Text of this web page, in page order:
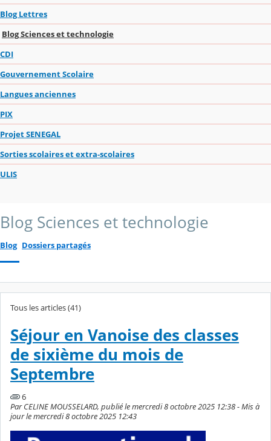
Blog Lettres
Blog Sciences et technologie
CDI
Gouvernement Scolaire
Langues anciennes
PIX
Projet SENEGAL
Sorties scolaires et extra-scolaires
ULIS
Blog Sciences et technologie
Blog Dossiers partagés
Tous les articles (41)
Séjour en Vanoise des classes
de sixième du mois de
Septembre
6
Par CELINE MOUSSELARD, publié le mercredi 8 octobre 2025 12:38 - Mis à
jour le mercredi 8 octobre 2025 12:43